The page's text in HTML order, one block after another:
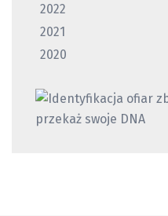
2022
2021
2020